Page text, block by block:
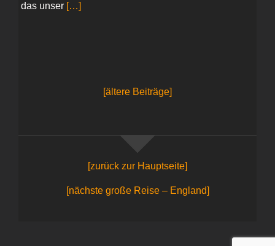
das unser[…]
[ältere Beiträge]
[zurück zur Hauptseite]
[nächste große Reise – England]